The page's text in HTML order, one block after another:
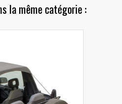
la même catégorie :